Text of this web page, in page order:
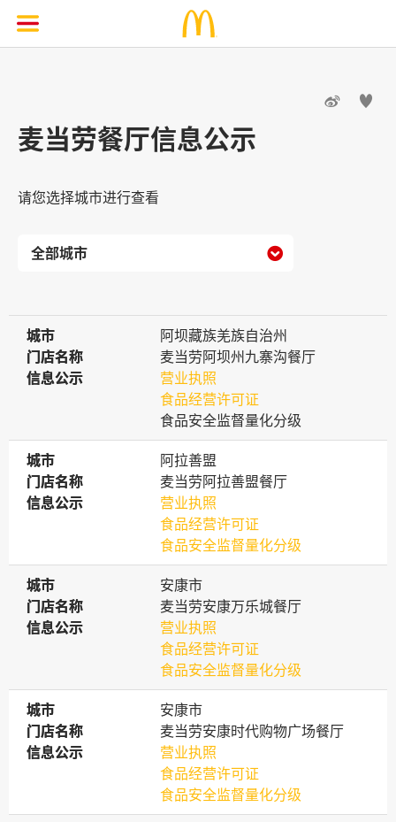
 
麦当劳餐厅信息公示
请您选择城市进行查看

城市
城市
阿坝藏族羌族自治州
门店名称
门店名称
麦当劳阿坝州九寨沟餐厅
信息公示
信息公示
营业执照
食品经营许可证
食品安全监督量化分级
城市
城市
阿拉善盟
门店名称
门店名称
麦当劳阿拉善盟餐厅
信息公示
信息公示
营业执照
食品经营许可证
食品安全监督量化分级
城市
城市
安康市
门店名称
门店名称
麦当劳安康万乐城餐厅
信息公示
信息公示
营业执照
食品经营许可证
食品安全监督量化分级
城市
城市
安康市
门店名称
门店名称
麦当劳安康时代购物广场餐厅
信息公示
信息公示
营业执照
食品经营许可证
食品安全监督量化分级